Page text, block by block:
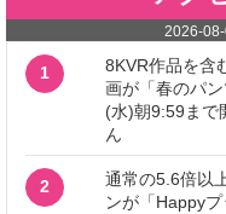
2026-
1
8KVR作品を含
画が「春のパ
(水)朝9:59まで
ん
2
通常の5.6倍以
ンが「Happy